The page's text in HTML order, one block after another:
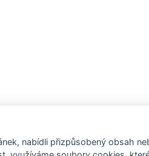
pozvánky na kulturní a
nabídli přizpůsobený obsah